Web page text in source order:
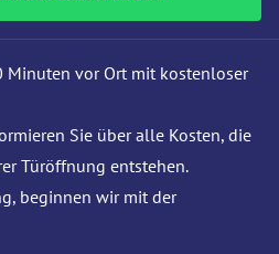
vor Ort mit kostenloser
Sie über alle Kosten, die
Türöffnung entstehen.
beginnen wir mit der